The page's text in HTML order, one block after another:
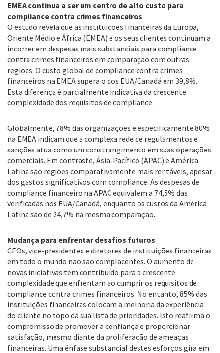
EMEA continua a ser um centro de alto custo para
compliance contra crimes financeiros
O estudo revela que as instituições financeiras da Europa,
Oriente Médio e África (EMEA) e os seus clientes continuam a
incorrer em despesas mais substanciais para compliance
contra crimes financeiros em comparação com outras
regiões. O custo global de compliance contra crimes
financeiros na EMEA supera o dos EUA/Canadá em 39,8%.
Esta diferença é parcialmente indicativa da crescente
complexidade dos requisitos de compliance.
Globalmente, 78% das organizações e especificamente 80%
na EMEA indicam que a complexa rede de regulamentos e
sanções atua como um constrangimento em suas operações
comerciais. Em contraste, Ásia-Pacífico (APAC) e América
Latina são regiões comparativamente mais rentáveis, apesar
dos gastos significativos com compliance. As despesas de
compliance financeiro na APAC equivalem a 74,5% das
verificadas nos EUA/Canadá, enquanto os custos da América
Latina são de 24,7% na mesma comparação.
Mudança para enfrentar desafios futuros
CEOs, vice-presidentes e diretores de instituições financeiras
em todo o mundo não são complacentes. O aumento de
novas iniciativas tem contribuído para a crescente
complexidade que enfrentam ao cumprir os requisitos de
compliance contra crimes financeiros. No entanto, 85% das
instituições financeiras colocam a melhoria da experiência
do cliente no topo da sua lista de prioridades. Isto reafirma o
compromisso de promover a confiança e proporcionar
satisfação, mesmo diante da proliferação de ameaças
financeiras. Uma ênfase substancial destes esforços gira em